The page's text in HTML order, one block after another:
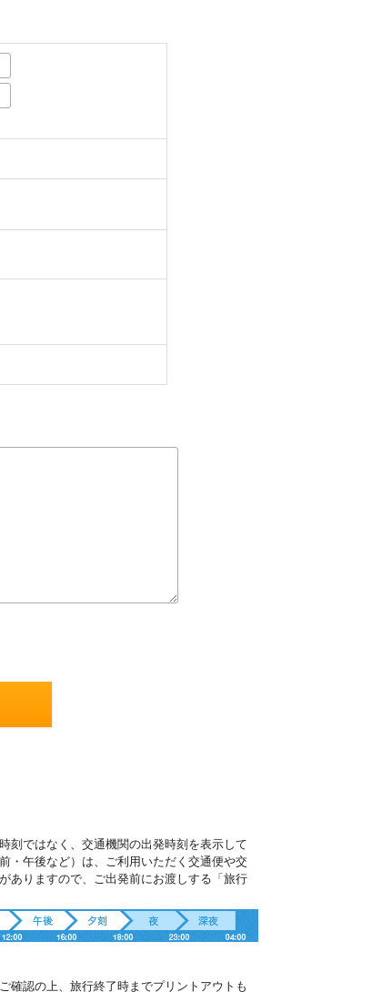
刻ではなく、交通機関の出発時刻を表示して
・午後など）は、ご利用いただく交通便や交
ありますので、ご出発前にお渡しする「旅行
確認の上、旅行終了時までプリントアウトも